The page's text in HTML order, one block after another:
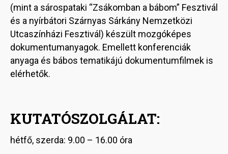
(mint a sárospataki “Zsákomban a bábom” Fesztivál
és a nyírbátori Szárnyas Sárkány Nemzetközi
Utcaszínházi Fesztivál) készült mozgóképes
dokumentumanyagok. Emellett konferenciák
anyaga és bábos tematikájú dokumentumfilmek is
elérhetők.
KUTATÓSZOLGÁLAT:
hétfő, szerda: 9.00 – 16.00 óra